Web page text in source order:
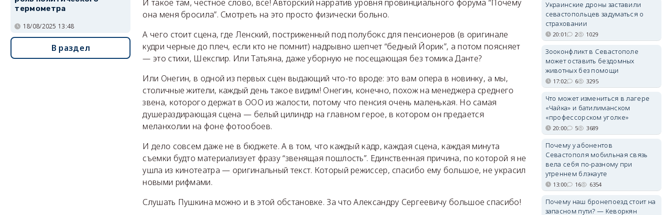
И такое там, честное слово, все! Авторский нарратив уровня провинциального форума “Почему
она меня бросила”. Смотреть на это просто физически больно.
А чего стоит сцена, где Ленский, постриженный под полубокс для пенсионеров (в оригинале
кудри черные до плеч, если кто не помнит) надрывно шепчет “бедный Йорик”, а потом поясняет
— это стихи, Шекспир. Или Татьяна, даже уборную не посещающая без томика Данте?
Или Онегин, в одной из первых сцен выдающий что-то вроде: это вам опера в новинку, а мы,
столичные жители, каждый день такое видим! Онегин, конечно, похож на менеджера среднего
звена, которого держат в ООО из жалости, потому что пенсия очень маленькая. Но самая
душераздирающая сцена — белый цилиндр на главном герое, в котором он предается
меланхолии на фоне фотообоев.
И дело совсем даже не в бюджете. А в том, что каждый кадр, каждая сцена, каждая минута
съемки будто материализует фразу “звенящая пошлость”. Единственная причина, по которой я не
ушла из кинотеатра — оригинальный текст. Который режиссер, спасибо ему большое, не украсил
новыми рифмами.
Слушать Пушкина можно и в этой обстановке. За что Александру Сергеевичу большое спасибо!
термометра
18/08/2025 13:48
В раздел
Украинские дроны заставили
севастопольцев задуматься о
страховании
20:01 2 1029
Зооконфликт в Севастополе
может оставить бездомных
животных без помощи
17:02 6 3295
Что может измениться в лагере
«Чайка» и батилиманском
«профессорском уголке»
20:00 5 3689
Почему у абонентов
Севастополя мобильная связь
вела себя по-разному при
утреннем блэкауте
13:00 16 6354
Почему наш бронепоезд стоит на
запасном пути? — Кеворкян